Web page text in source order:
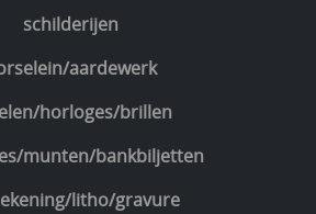
schilderijen
aardewerk
horloges/brillen
munten/bankbiljetten
litho/gravure